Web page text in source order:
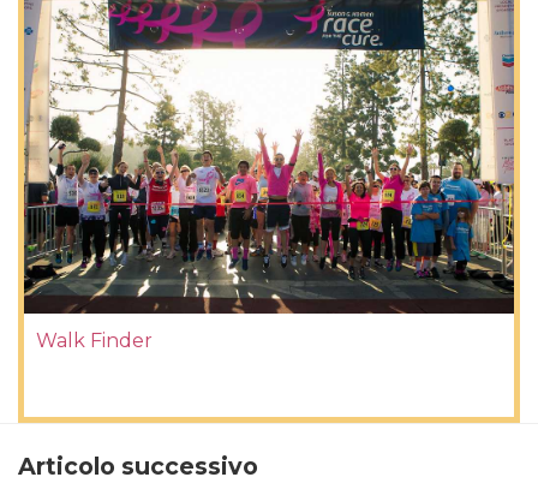
Walk Finder
Articolo successivo